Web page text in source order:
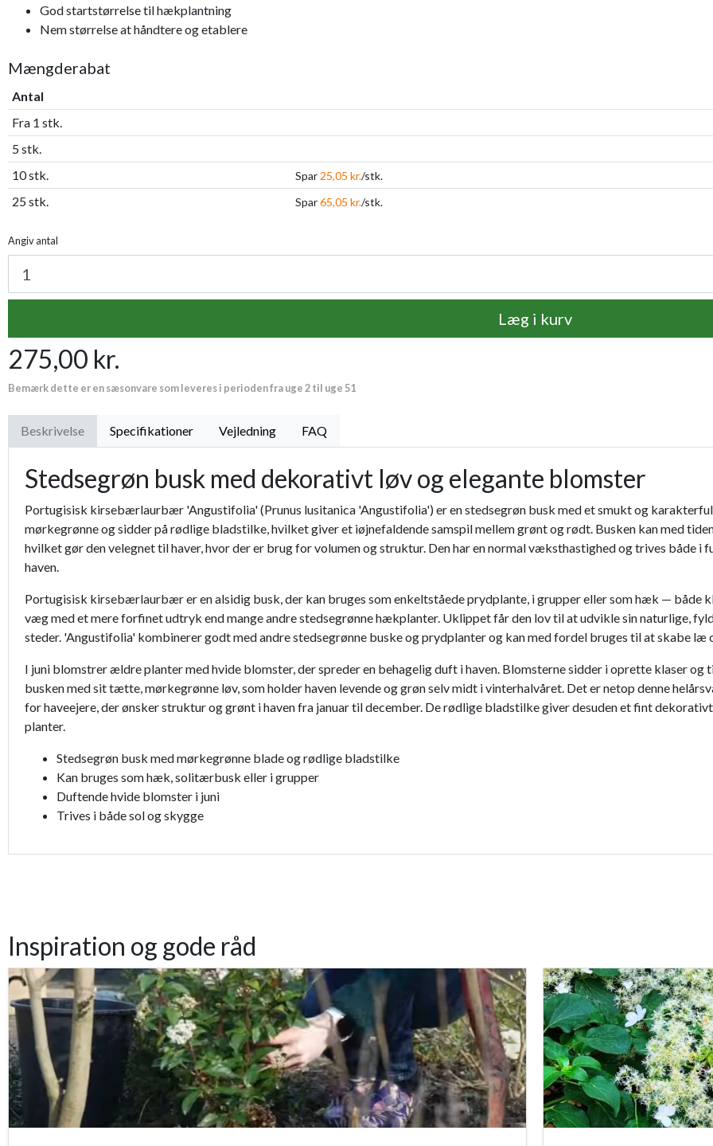
God startstørrelse til hækplantning
Nem størrelse at håndtere og etablere
Mængderabat
Antal
Fra 1 stk.
5 stk.
10 stk.
Spar 25,05 kr./stk.
25 stk. Spar65,05 kr./stk.
Angiv antal
Læg i kurv
275,00 kr.
Bemærk dette er en sæsonvare som leveres i perioden fra uge 2 til uge 51
Beskrivelse Specifikationer Vejledning FAQ
Stedsegrøn busk med dekorativt løv og elegante blomster
Portugisisk kirsebærlaurbær 'Angustifolia' (Prunus lusitanica 'Angustifolia') er en stedsegrøn busk med et smukt og
mørkegrønne og sidder på rødlige bladstilke, hvilket giver et iøjnefaldende samspil mellem grønt og rødt. Busken kan med
hvilket gør den velegnet til haver, hvor der er brug for volumen og struktur. Den har en normal væksthastighed og trives både i
haven.
Portugisisk kirsebærlaurbær er en alsidig busk, der kan bruges som enkeltståede prydplante, i grupper eller som hæk — både
væg med et mere forfinet udtryk end mange andre stedsegrønne hækplanter. Uklippet får den lov til at udvikle sin naturlige,
steder. 'Angustifolia' kombinerer godt med andre stedsegrønne buske og prydplanter og kan med fordel bruges til at skabe læ
I juni blomstrer ældre planter med hvide blomster, der spreder en behagelig duft i haven. Blomsterne sidder i oprette klaser
busken med sit tætte, mørkegrønne løv, som holder haven levende og grøn selv midt i vinterhalvåret. Det er netop denne
for haveejere, der ønsker struktur og grønt i haven fra januar til december. De rødlige bladstilke giver desuden et fint
planter.
Stedsegrøn busk med mørkegrønne blade og rødlige bladstilke
Kan bruges som hæk, solitærbusk eller i grupper
Duftende hvide blomster i juni
Trives i både sol og skygge
Inspiration og gode råd